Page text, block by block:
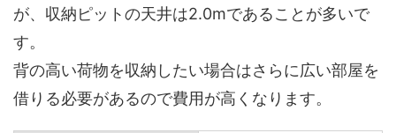
が、収納ピットの天井は2.0mであることが多いで
す。
背の高い荷物を収納したい場合はさらに広い部屋を
借りる必要があるので費用が高くなります。